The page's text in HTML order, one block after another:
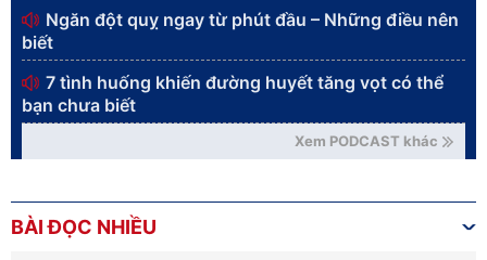
Ngăn đột quỵ ngay từ phút đầu – Những điều nên
biết
7 tình huống khiến đường huyết tăng vọt có thể
bạn chưa biết
Xem PODCAST khác
BÀI ĐỌC NHIỀU